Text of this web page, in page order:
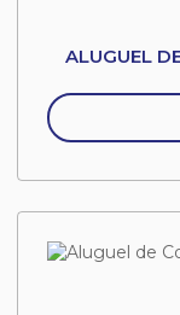
ALUGUEL